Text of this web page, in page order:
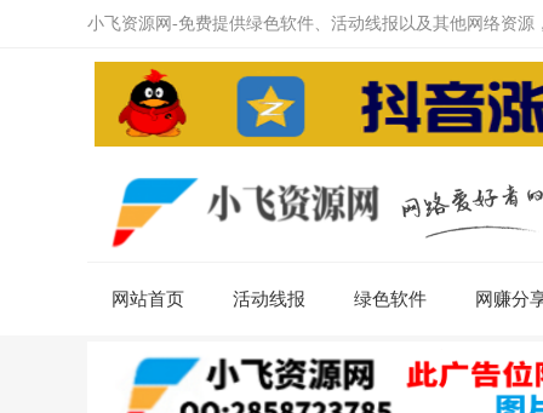
小飞资源网-免费提供绿色软件、活动线报以及其他网络资
网站首页 活动线报 绿色软件 网赚分